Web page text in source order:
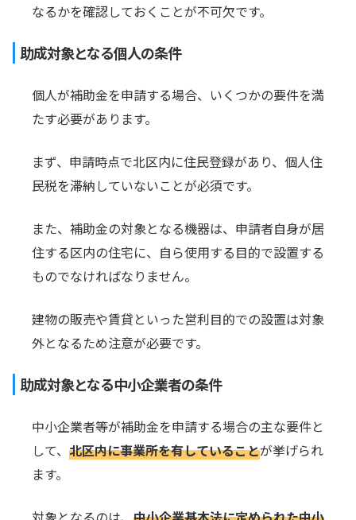
なるかを確認しておくことが不可欠です。
助成対象となる個人の条件
個人が補助金を申請する場合、いくつかの要件を満
たす必要があります。
まず、申請時点で北区内に住民登録があり、個人住
民税を滞納していないことが必須です。
また、補助金の対象となる機器は、申請者自身が居
住する区内の住宅に、自ら使用する目的で設置する
ものでなければなりません。
建物の販売や賃貸といった営利目的での設置は対象
外となるため注意が必要です。
助成対象となる中小企業者の条件
中小企業者等が補助金を申請する場合の主な要件と
して、 北区内に事業所を有していることが挙げられ
ます。